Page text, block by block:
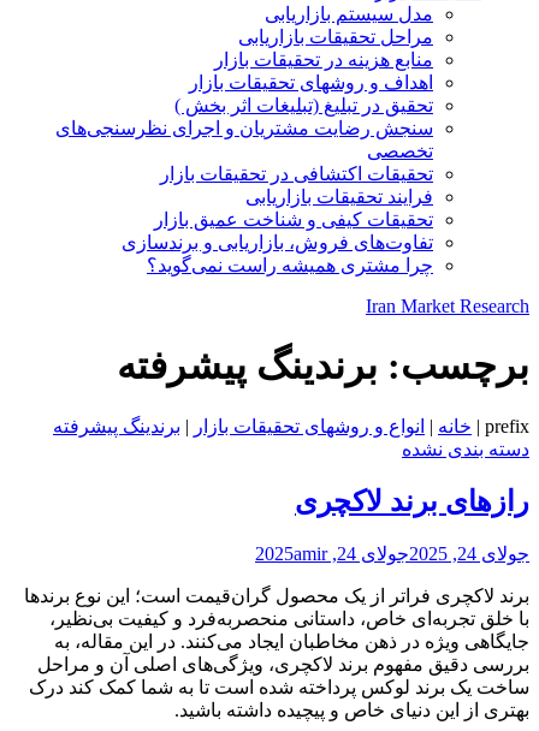
مدل سیستم بازاریابی
مراحل تحقیقات بازاریابی
منابع هزینه در تحقیقات بازار
اهداف و روشهای تحقیقات بازار
تحقیق در تبلیغ (تبلیغات اثر بخش )
سنجش رضایت مشتریان و اجرای نظرسنجی‌های
تخصصی
تحقیقات اکتشافی در تحقیقات بازار
فرایند تحقیقات بازاریابی
تحقیقات کیفی و شناخت عمیق بازار
تفاوت‌های فروش، بازاریابی و برندسازی
چرا مشتری همیشه راست نمی‌گوید؟
Iran Market Research
برچسب: برندینگ پیشرفته
prefix
| خانه | انواع و روشهای تحقیقات بازار | برندینگ پیشرفته
دسته بندی نشده
رازهای برند لاکچری
جولای 24, 2025 جولای 24, 2025 amir
برند لاکچری فراتر از یک محصول گران‌قیمت است؛ این نوع برندها
با خلق تجربه‌ای خاص، داستانی منحصربه‌فرد و کیفیت بی‌نظیر،
جایگاهی ویژه در ذهن مخاطبان ایجاد می‌کنند. در این مقاله، به
بررسی دقیق مفهوم برند لاکچری، ویژگی‌های اصلی آن و مراحل
ساخت یک برند لوکس پرداخته شده است تا به شما کمک کند درک
بهتری از این دنیای خاص و پیچیده داشته باشید.